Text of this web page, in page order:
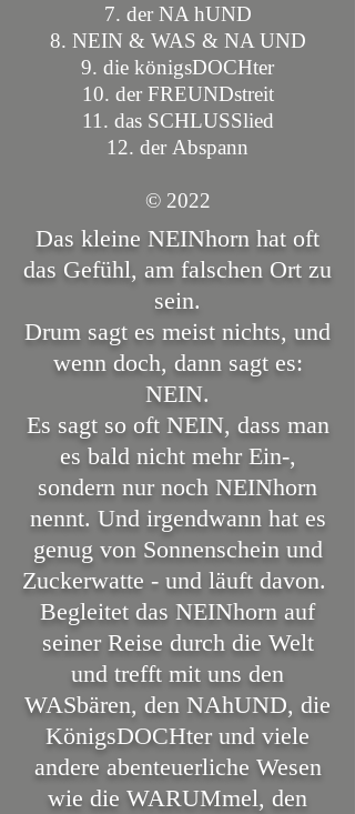
7. der NA hUND
8. NEIN & WAS & NA UND
9. die königsDOCHter
10. der FREUNDstreit
11. das SCHLUSSlied
12. der Abspann
© 2022
Das kleine NEINhorn hat oft
das Gefühl, am falschen Ort zu
sein.
Drum sagt es meist nichts, und
wenn doch, dann sagt es:
NEIN.
Es sagt so oft NEIN, dass man
es bald nicht mehr Ein-,
sondern nur noch NEINhorn
nennt. Und irgendwann hat es
genug von Sonnenschein und
Zuckerwatte - und läuft davon.
Begleitet das NEINhorn auf
seiner Reise durch die Welt
und trefft mit uns den
WASbären, den NAhUND, die
KönigsDOCHter und viele
andere abenteuerliche Wesen
wie die WARUMmel, den